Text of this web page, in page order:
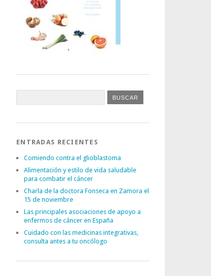
ENTRADAS RECIENTES
Comiendo contra el glioblastoma
Alimentación y estilo de vida saludable
para combatir el cáncer
Charla de la doctora Fonseca en Zamora el
15 de noviembre
Las principales asociaciones de apoyo a
enfermos de cáncer en España
Cuidado con las medicinas integrativas,
consulta antes a tu oncólogo